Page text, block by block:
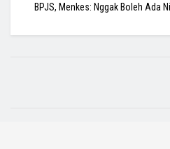
BPJS, Menkes: Nggak Boleh Ada